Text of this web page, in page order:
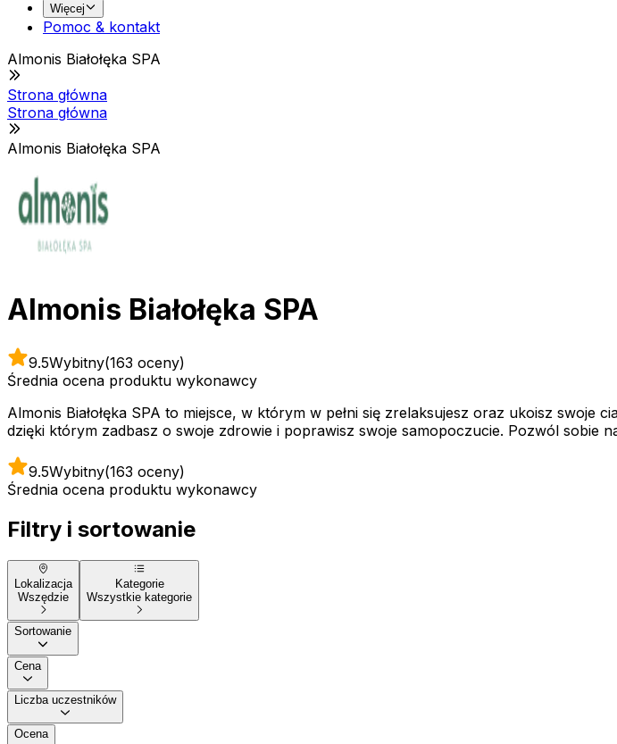
Więcej
Pomoc & kontakt
Almonis Białołęka SPA
Strona główna
Strona główna
Almonis Białołęka SPA
Almonis Białołęka SPA
9.5Wybitny(163 oceny)
Średnia ocena produktu wykonawcy
Almonis Białołęka SPA to miejsce, w którym w pełni się zrelaksujesz oraz ukoisz swoje
dzięki którym zadbasz o swoje zdrowie i poprawisz swoje samopoczucie. Pozwól sobie
9.5Wybitny(163 oceny)
Średnia ocena produktu wykonawcy
Filtry i sortowanie
Lokalizacja
Wszędzie
Kategorie
Wszystkie kategorie
Sortowanie
Cena
Liczba uczestników
Ocena